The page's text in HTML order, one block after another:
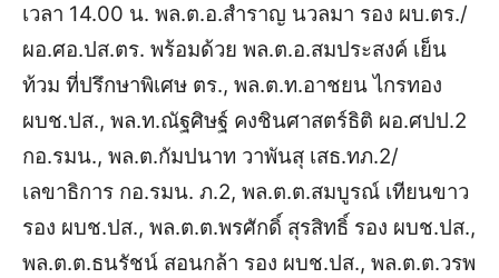
เวลา 14.00 น. พล.ต.อ.สำราญ นวลมา รอง ผบ.ตร./
ผอ.ศอ.ปส.ตร. พร้อมด้วย พล.ต.อ.สมประสงค์ เย็น
ท้วม ที่ปรึกษาพิเศษ ตร., พล.ต.ท.อาชยน ไกรทอง
ผบช.ปส., พล.ท.ณัฐศิษฐ์ คงชินศาสตร์ธิติ ผอ.ศปป.2
กอ.รมน., พล.ต.กัมปนาท วาพันสุ เสธ.ทภ.2/
เลขาธิการ กอ.รมน. ภ.2, พล.ต.ต.สมบูรณ์ เทียนขาว
รอง ผบช.ปส., พล.ต.ต.พรศักดิ์ สุรสิทธิ์ รอง ผบช.ปส.,
พล.ต.ต.ธนรัชน์ สอนกล้า รอง ผบช.ปส., พล.ต.ต.วรพ